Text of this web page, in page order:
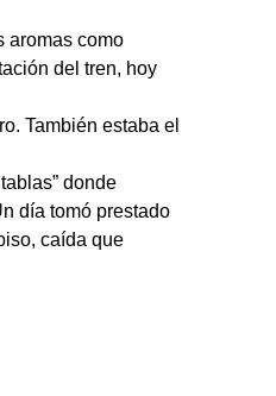
aromas como
del tren, hoy
También estaba el
donde
día tomó prestado
caída que